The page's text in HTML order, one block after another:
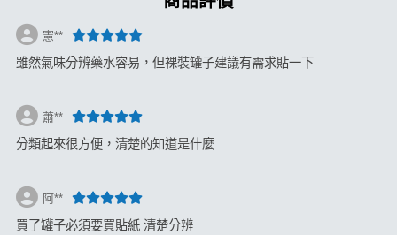
憲**
雖然氣味分辨藥水容易，但裸裝罐子建議有需求貼一下
蕭**
分類起來很方便，清楚的知道是什麼
阿**
買了罐子必須要買貼紙 清楚分辨